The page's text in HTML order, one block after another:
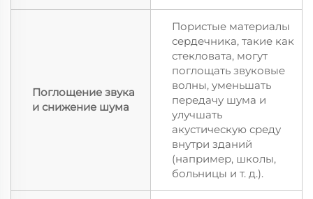
Поглощение звука
и снижение шума
Пористые материалы
сердечника, такие как
стекловата, могут
поглощать звуковые
волны, уменьшать
передачу шума и
улучшать
акустическую среду
внутри зданий
(например, школы,
больницы и т. д.).